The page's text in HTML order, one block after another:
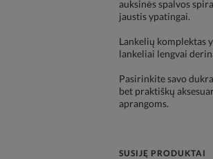
auksinės spalvos
jaustis ypatingai.
Lankelių komplektas
lankeliai lengvai
Pasirinkite savo
bet praktiškų
aprangoms.
SUSIJĘ PRODUKTAI